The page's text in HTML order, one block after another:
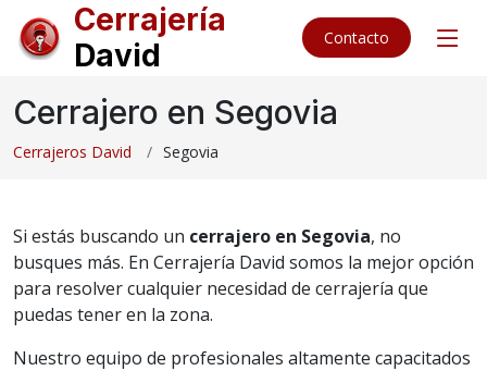
Cerrajería
David
Contacto
Cerrajero en Segovia
Cerrajeros David Segovia
Si estás buscando un cerrajero en Segovia, no
busques más. En Cerrajería David somos la mejor opción
para resolver cualquier necesidad de cerrajería que
puedas tener en la zona.
Nuestro equipo de profesionales altamente capacitados